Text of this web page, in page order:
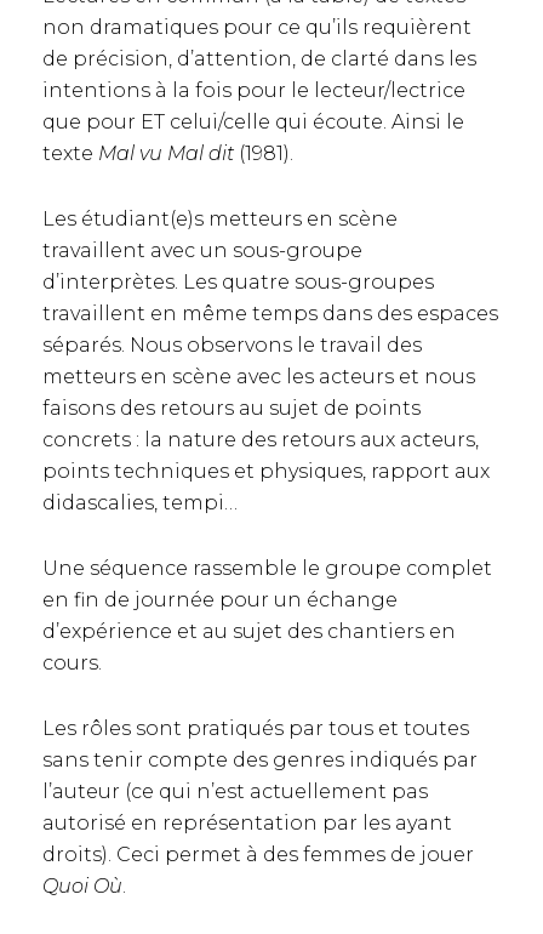
non dramatiques pour ce qu’ils requièrent
de précision, d’attention, de clarté dans les
intentions à la fois pour le lecteur/lectrice
que pour ET celui/celle qui écoute. Ainsi le
texte Mal vu Mal dit (1981).
Les étudiant(e)s metteurs en scène
travaillent avec un sous-groupe
d’interprètes. Les quatre sous-groupes
travaillent en même temps dans des espaces
séparés. Nous observons le travail des
metteurs en scène avec les acteurs et nous
faisons des retours au sujet de points
concrets : la nature des retours aux acteurs,
points techniques et physiques, rapport aux
didascalies, tempi…
Une séquence rassemble le groupe complet
en fin de journée pour un échange
d’expérience et au sujet des chantiers en
cours.
Les rôles sont pratiqués par tous et toutes
sans tenir compte des genres indiqués par
l’auteur (ce qui n’est actuellement pas
autorisé en représentation par les ayant
droits). Ceci permet à des femmes de jouer
Quoi Où